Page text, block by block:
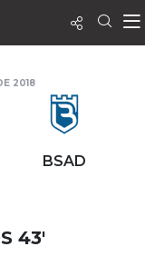
2018
BSAD
43'